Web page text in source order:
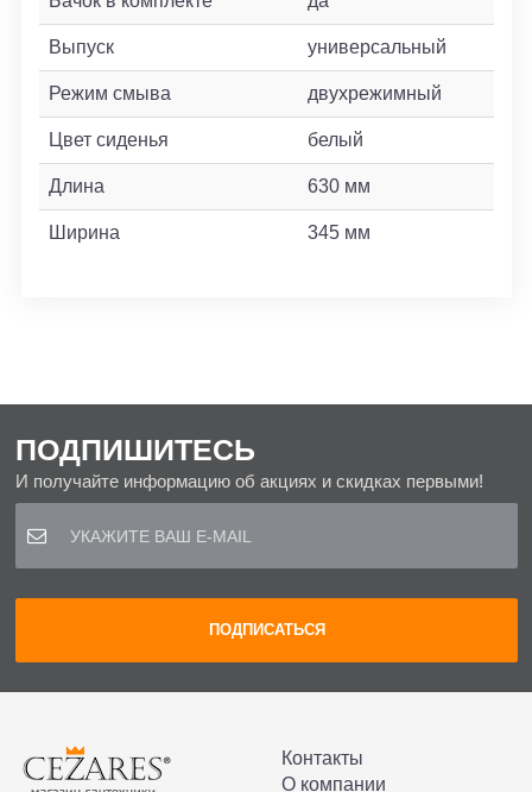
Выпуск универсальный
Режим смыва двухрежимный
Цвет сиденья белый
Длина 630 мм
Ширина 345 мм
ПОДПИШИТЕСЬ
И получайте информацию об акциях и скидках первыми!
Контакты
О компании